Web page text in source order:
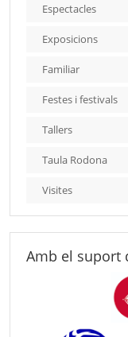
Espectacles
Exposicions
Familiar
Festes i festivals
Tallers
Taula Rodona
Visites
Amb el suport